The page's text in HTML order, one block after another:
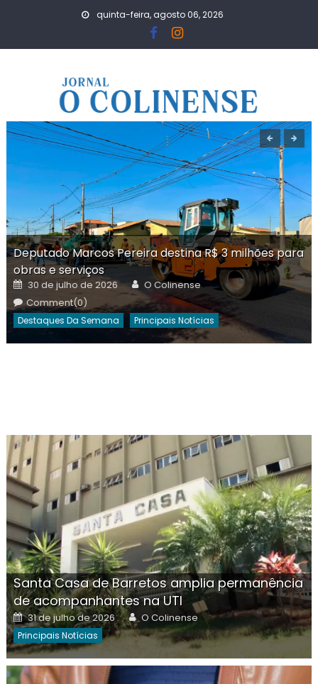
quinta-feira, agosto 06, 2026
Deputado Marcos Pereira destina R$ 3 milhões para
obras e serviços
Posted
on
30 de julho de 2026 Author
O Colinense
Comment(0)
Destaques Da Semana Principais Notícias
Santa Casa de Barretos amplia permanência
de acompanhantes na UTI
Posted
on
31 de julho de 2026 Author
O Colinense
Principais Notícias